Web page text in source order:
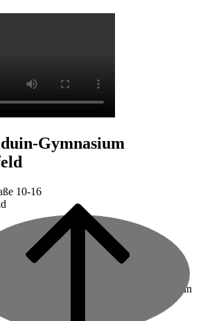
top
Gymnasium
10-16
ist eine vierzügige Schule im
zwischen Mayen und Koblenz gelegen, in